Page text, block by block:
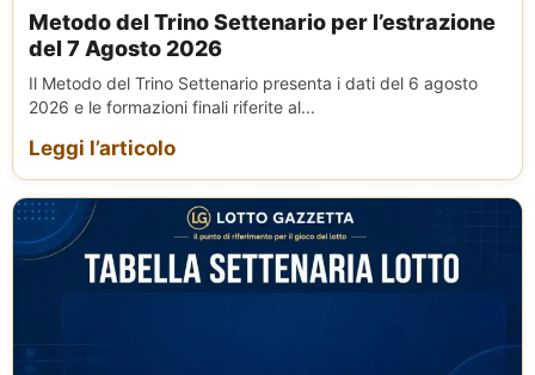
Metodo del Trino Settenario per l’estrazione
del 7 Agosto 2026
Il Metodo del Trino Settenario presenta i dati del 6 agosto
2026 e le formazioni finali riferite al...
Leggi l’articolo